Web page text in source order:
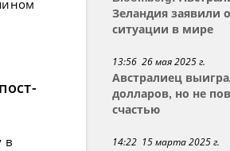
Зеландия заявили
ситуации в мире
13:56 26 мая 2025 г.
Австралиец
долларов, но не
счастью
14:22 15 марта 2025 г.
в